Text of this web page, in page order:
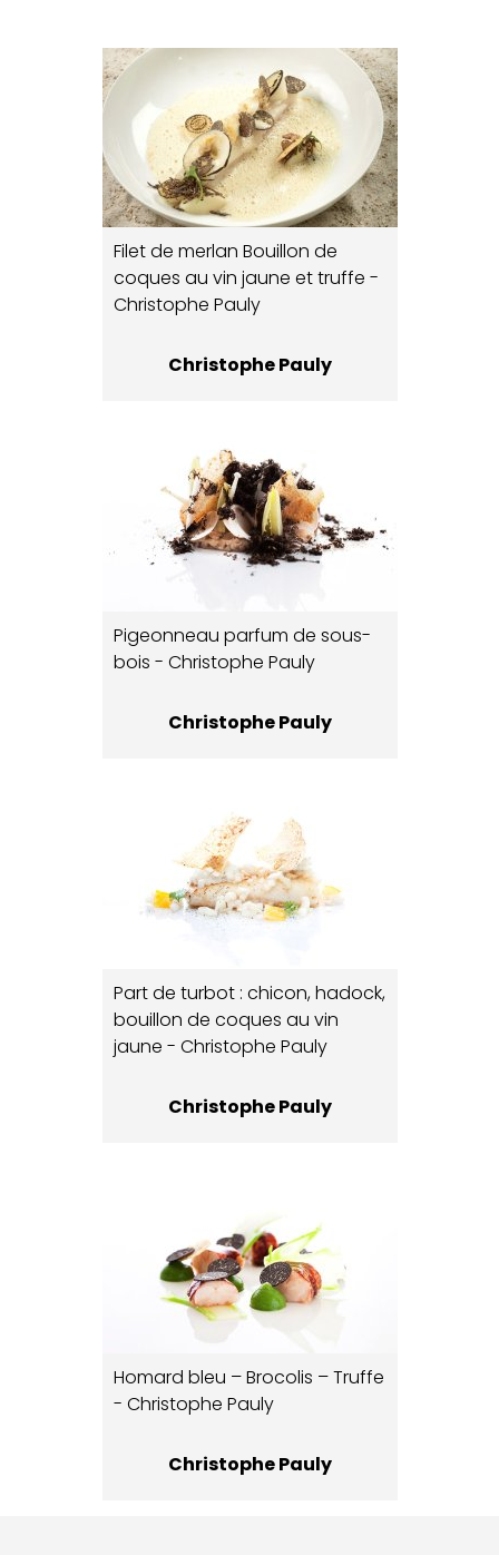
Filet de merlan Bouillon de
coques au vin jaune et truffe -
Christophe Pauly
Christophe Pauly
Pigeonneau parfum de sous-
bois - Christophe Pauly
Christophe Pauly
Part de turbot : chicon, hadock,
bouillon de coques au vin
jaune - Christophe Pauly
Christophe Pauly
Homard bleu – Brocolis – Truffe
- Christophe Pauly
Christophe Pauly